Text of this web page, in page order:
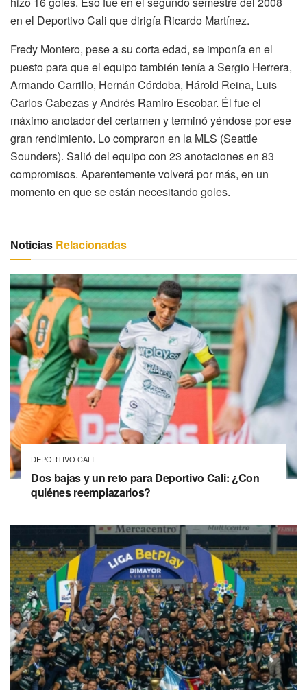
en el Deportivo Cali que dirigía Ricardo Martínez.
Fredy Montero, pese a su corta edad, se imponía en el
puesto para que el equipo también tenía a Sergio Herrera,
Armando Carrillo, Hernán Córdoba, Hárold Reina, Luis
Carlos Cabezas y Andrés Ramiro Escobar. Él fue el
máximo anotador del certamen y terminó yéndose por ese
gran rendimiento. Lo compraron en la MLS (Seattle
Sounders). Salió del equipo con 23 anotaciones en 83
compromisos. Aparentemente volverá por más, en un
momento en que se están necesitando goles.
Noticias Relacionadas
DEPORTIVO CALI
Dos bajas y un reto para Deportivo Cali: ¿Con
quiénes reemplazarlos?